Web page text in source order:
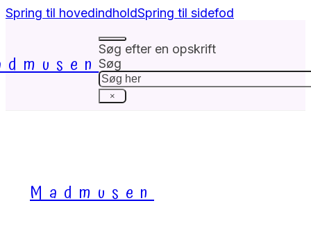
Spring til hovedindholdSpring til sidefod
Søg efter en opskrift
Søg
×
Madmusen